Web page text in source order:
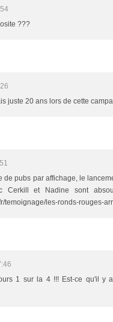
???
juste 20 ans lors de cette
de pubs par affichage, le
Cerkill et Nadine sont
temoignage/les-ronds-rouges-
1 sur la 4 !!! Est-ce qu'il y